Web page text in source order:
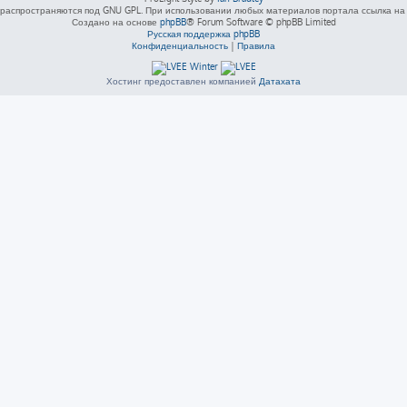
под GNU GPL. При использовании любых материалов портала ссылка на
Создано на основе phpBB® Forum Software © phpBB Limited
Русская поддержка phpBB
Конфиденциальность | Правила
Хостинг предоставлен компанией Датахата